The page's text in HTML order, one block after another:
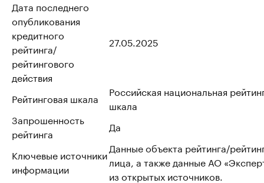
Дата последнего
опубликования
кредитного
рейтинга/
рейтингового
действия
27.05.2025
Рейтинговая шкала
Российская национальная
шкала
Запрошенность
рейтинга
Да
Ключевые источники
информации
Данные объекта рейтинга/
лица, а также данные АО
из открытых источников.